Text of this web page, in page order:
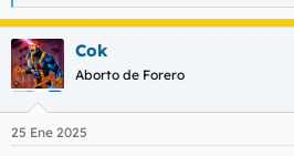
e
a
c
c
i
e
Cok
Aborto de Forero
25 Ene 2025